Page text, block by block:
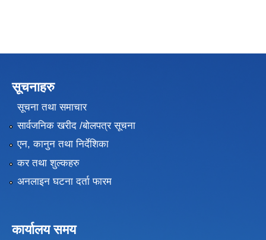
सूचनाहरु
सूचना तथा समाचार
सार्वजनिक खरीद /बोलपत्र सूचना
एन, कानुन तथा निर्देशिका
कर तथा शुल्कहरु
अनलाइन घटना दर्ता फारम
कार्यालय समय